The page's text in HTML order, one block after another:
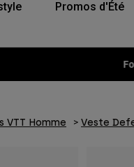
Promos d'Été
VTT Homme Veste